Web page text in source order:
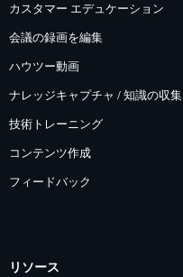
カスタマー エデュケーション
会議の録画を編集
ハウツー動画
ナレッジキャプチャ / 知識の収集
技術トレーニング
コンテンツ作成
フィードバック
リソース